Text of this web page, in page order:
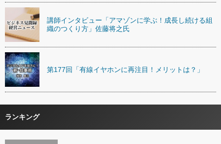
講師インタビュー「アマゾンに学ぶ！成長し続ける組
織のつくり方」佐藤将之氏
第177回「有線イヤホンに再注目！メリットは？」
ランキング